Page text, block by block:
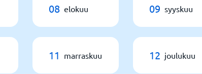
08 elokuu 09 syyskuu
11 marraskuu 12 joulukuu